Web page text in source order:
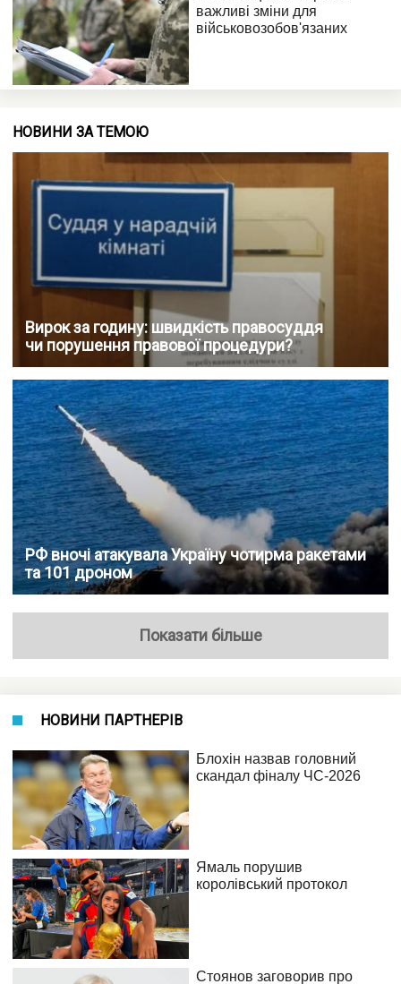
НОВИНИ ЗА ТЕМОЮ
Вирок за годину: швидкість правосуддя
чи порушення правової процедури?
РФ вночі атакувала Україну чотирма ракетами
та 101 дроном
Показати більше
НОВИНИ ПАРТНЕРІВ